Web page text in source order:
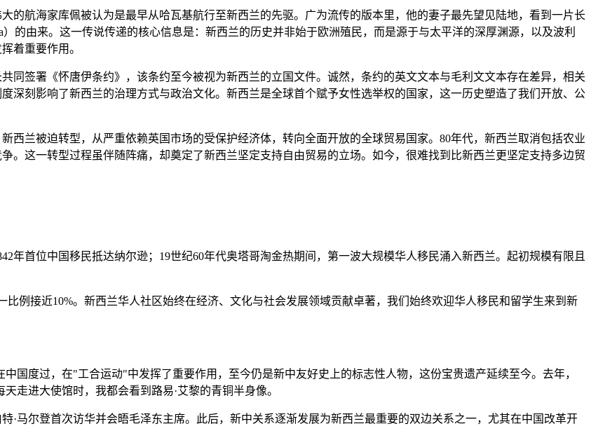
的航海家库佩被认为是最早从哈瓦基航行至新西兰的先驱。广为流传的版本里，他的妻子最先望见陆地，看到一片长
的由来。这一传说传递的核心信息是：新西兰的历史并非始于欧洲殖民，而是源于与太平洋的深厚渊源，以及波利
着重要作用。
同签署《怀唐伊条约》，该条约至今被视为新西兰的立国文件。诚然，条约的英文文本与毛利文文本存在差异，相关
深刻影响了新西兰的治理方式与政治文化。新西兰是全球首个赋予女性选举权的国家，这一历史塑造了我们开放、公
西兰被迫转型，从严重依赖英国市场的受保护经济体，转向全面开放的全球贸易国家。80年代，新西兰取消包括农业
。这一转型过程虽伴随阵痛，却奠定了新西兰坚定支持自由贸易的立场。如今，很难找到比新西兰更坚定支持多边贸
年首位中国移民抵达纳尔逊；19世纪60年代奥塔哥淘金热期间，第一波大规模华人移民涌入新西兰。起初规模有限且
例接近10%。新西兰华人社区始终在经济、文化与社会发展领域贡献卓著，我们始终欢迎华人移民和留学生来到新
国度过，在"工合运动"中发挥了重要作用，至今仍是新中友好史上的标志性人物，这份宝贵遗产延续至今。去年，
走进大使馆时，我都会看到路易·艾黎的青铜半身像。
·马尔登首次访华并会晤毛泽东主席。此后，新中关系逐渐发展为新西兰最重要的双边关系之一，尤其在中国改革开